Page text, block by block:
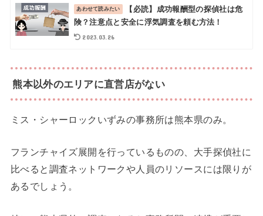
【必読】成功報酬型の探偵社は危
険？注意点と安全に浮気調査を頼む方法！
2023.03.26
熊本以外のエリアに直営店がない
ミス・シャーロックいずみの事務所は熊本県のみ。
フランチャイズ展開を行っているものの、大手探偵社に
比べると調査ネットワークや人員のリソースには限りが
あるでしょう。